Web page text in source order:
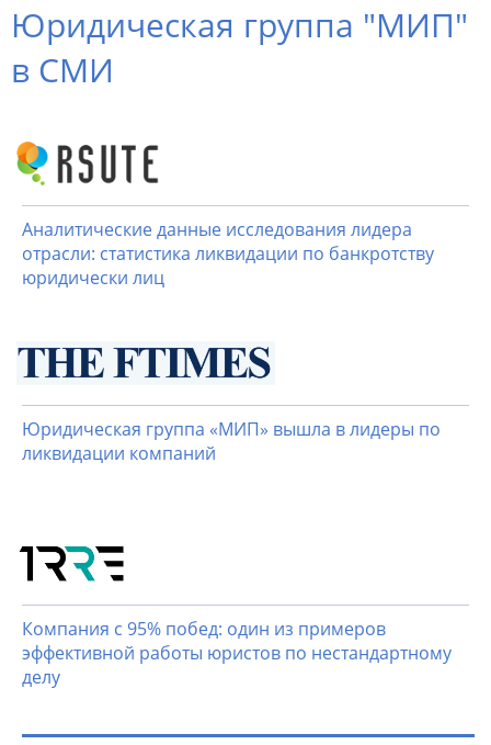
Юридическая группа "МИП"
в СМИ
Аналитические данные исследования лидера
отрасли: статистика ликвидации по банкротству
юридически лиц
Юридическая группа «МИП» вышла в лидеры по
ликвидации компаний
Компания с 95% побед: один из примеров
эффективной работы юристов по нестандартному
делу